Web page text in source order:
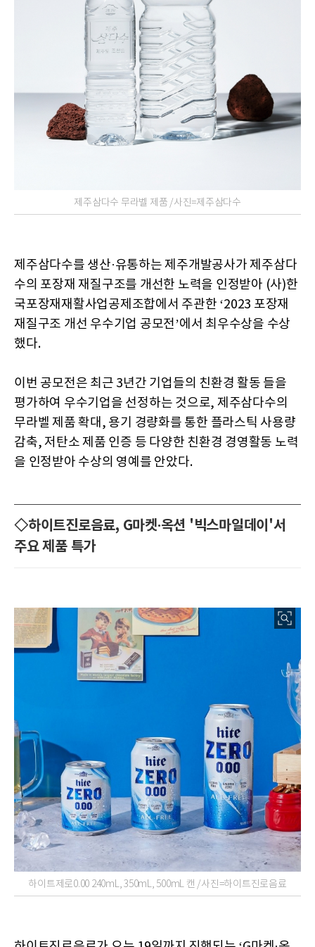
제주삼다수 무라벨 제품 /사진=제주삼다수
제주삼다수를 생산·유통하는 제주개발공사가 제주삼다
수의 포장재 재질구조를 개선한 노력을 인정받아 (사)한
국포장재재활사업공제조합에서 주관한 ‘2023 포장재
재질구조 개선 우수기업 공모전’에서 최우수상을 수상
했다.
이번 공모전은 최근 3년간 기업들의 친환경 활동 들을
평가하여 우수기업을 선정하는 것으로, 제주삼다수의
무라벨 제품 확대, 용기 경량화를 통한 플라스틱 사용량
감축, 저탄소 제품 인증 등 다양한 친환경 경영활동 노력
을 인정받아 수상의 영예를 안았다.
◇하이트진로음료, G마켓∙옥션 '빅스마일데이'서
주요 제품 특가
하이트제로0.00 240mL, 350mL, 500mL 캔 /사진=하이트진로음료